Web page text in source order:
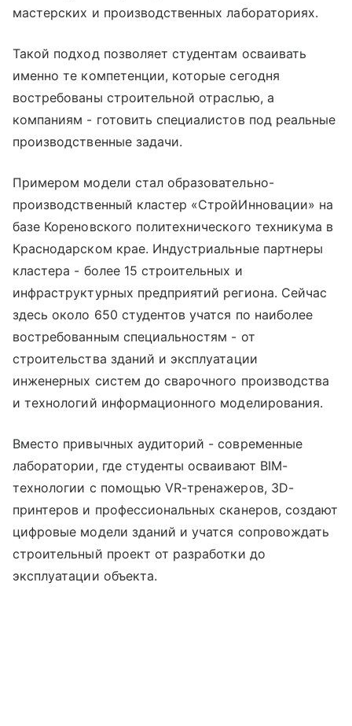
мастерских и производственных лабораториях.
Такой подход позволяет студентам осваивать
именно те компетенции, которые сегодня
востребованы строительной отраслью, а
компаниям - готовить специалистов под реальные
производственные задачи.
Примером модели стал образовательно-
производственный кластер «СтройИнновации» на
базе Кореновского политехнического техникума в
Краснодарском крае. Индустриальные партнеры
кластера - более 15 строительных и
инфраструктурных предприятий региона. Сейчас
здесь около 650 студентов учатся по наиболее
востребованным специальностям - от
строительства зданий и эксплуатации
инженерных систем до сварочного производства
и технологий информационного моделирования.
Вместо привычных аудиторий - современные
лаборатории, где студенты осваивают BIM-
технологии с помощью VR-тренажеров, 3D-
принтеров и профессиональных сканеров, создают
цифровые модели зданий и учатся сопровождать
строительный проект от разработки до
эксплуатации объекта.